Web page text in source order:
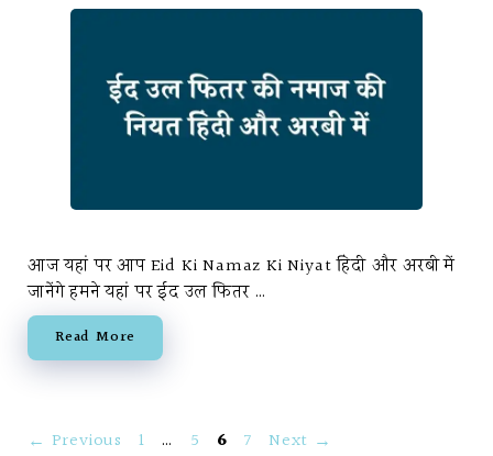
आज यहां पर आप Eid Ki Namaz Ki Niyat हिंदी और अरबी में
जानेंगे हमने यहां पर ईद उल फितर …
Read More
← Previous Page
1 … Page
5 Page
6 Page
7 Next →